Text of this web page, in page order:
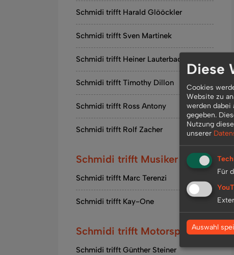
Schmidi trifft Harald Glööckler
Schmidi trifft Sven Martinek
Schmidi trifft Heiner Lauterbach
Schmidi trifft Timothy Dillon
Schmidi trifft Ross Antony
Schmidi trifft Rolf Zacher
Schmidi trifft Musiker
Schmidi trifft Marc Terenzi
Schmidi trifft Kay-One
Schmidi trifft Motorsport
Schmidi trifft Günther Steiner
Diese
Cookies
Website zu
werden dabei
gegeben.
Nutzung
unserer
Für
Auswahl